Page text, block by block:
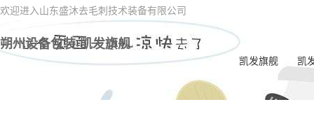
欢迎进入山东盛沐去毛刺技术装备有限公司
朔州设备包装-凯发旗舰
凯发旗舰 凯